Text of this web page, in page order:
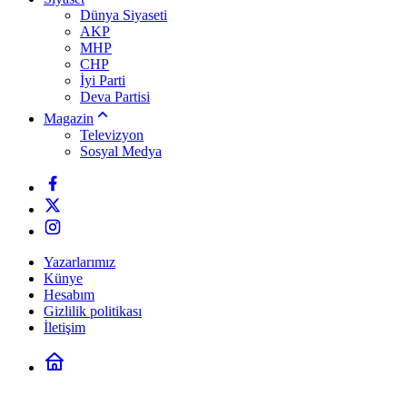
Dünya Siyaseti
AKP
MHP
CHP
İyi Parti
Deva Partisi
Magazin
Televizyon
Sosyal Medya
Yazarlarımız
Künye
Hesabım
Gizlilik politikası
İletişim